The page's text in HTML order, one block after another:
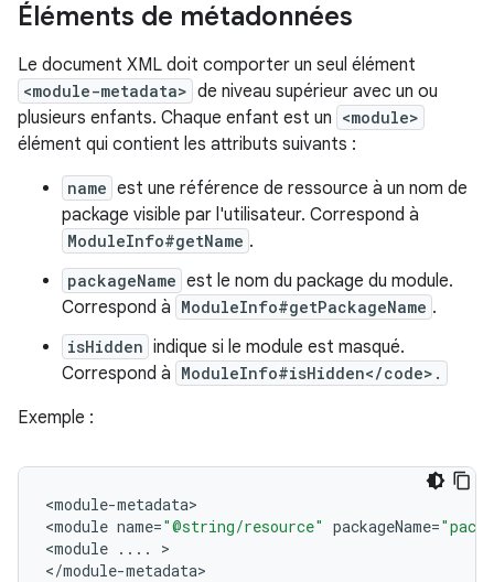
Éléments de métadonnées
Le document XML doit comporter un seul élément
<module-metadata> de niveau supérieur avec un ou
plusieurs enfants. Chaque enfant est un <module>
élément qui contient les attributs suivants :
name est une référence de ressource à un nom de
package visible par l'utilisateur. Correspond à
ModuleInfo#getName .
packageName est le nom du package du module.
Correspond à ModuleInfo#getPackageName .
isHidden indique si le module est masqué.
Correspond à ModuleInfo#isHidden</code>.
Exemple :
<module-metadata>
<module name="@string/resource" packageName=
<module ... .
>
</module-metadata